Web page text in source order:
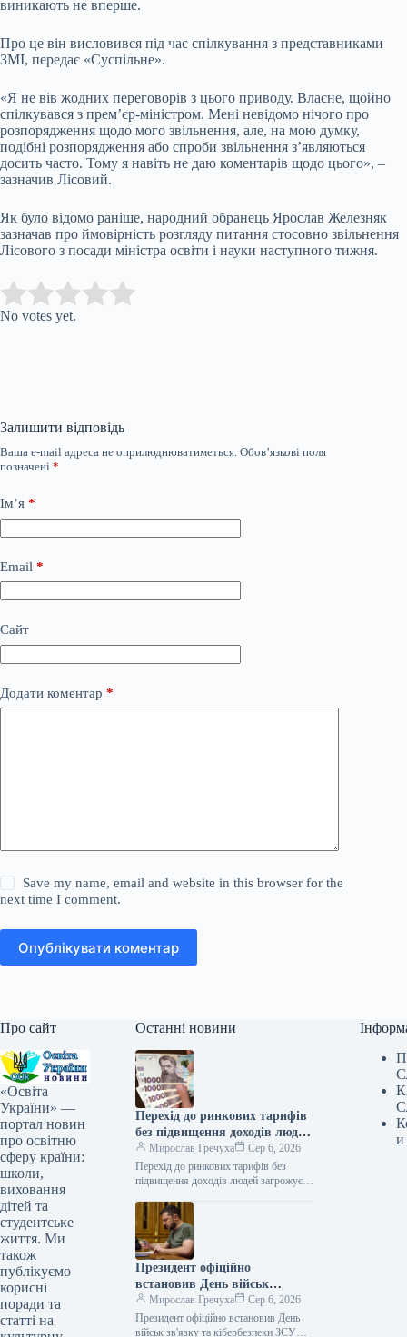
виникають не вперше.
Про це він висловився під час спілкування з представниками
ЗМІ, передає «Суспільне».
«Я не вів жодних переговорів з цього приводу. Власне, щойно
спілкувався з прем’єр-міністром. Мені невідомо нічого про
розпорядження щодо мого звільнення, але, на мою думку,
подібні розпорядження або спроби звільнення з’являються
досить часто. Тому я навіть не даю коментарів щодо цього», –
зазначив Лісовий.
Як було відомо раніше, народний обранець Ярослав Железняк
зазначав про ймовірність розгляду питання стосовно звільнення
Лісового з посади міністра освіти і науки наступного тижня.
Rate this item:
No votes yet.
Залишити відповідь
Ваша e-mail адреса не оприлюднюватиметься. Обов’язкові поля
позначені *
Ім’я *
Email *
Сайт
Додати коментар *
Save my name, email and website in this browser for the
next time I comment.
Опублікувати коментар
Про сайт
«Освіта
України» —
портал новин
про освітню
сферу країни:
школи,
виховання
дітей та
студентське
життя. Ми
також
публікуємо
корисні
поради та
статті на
Останні новини
Перехід до ринкових тарифів
без підвищення доходів людей
загрожує «комунальним
апокаліпсисом» – депутат
Мирослав Гречуха
Сер 6, 2026
Перехід до ринкових тарифів без
підвищення доходів людей загрожує
депутат Ексклюзив 06.08.2026 17:09
Укрінформ Поступовий перехід до…
Президент офіційно
встановив День військ
зв’язку та кібербезпеки ЗСУ
Мирослав Гречуха
Сер 6, 2026
Президент офіційно встановив День
військ зв'язку та кібербезпеки ЗСУ
и